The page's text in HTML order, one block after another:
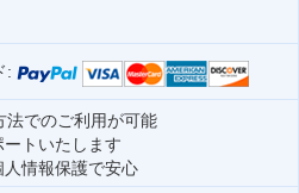
:
法でのご利用が可能
トいたします
情報保護で安心